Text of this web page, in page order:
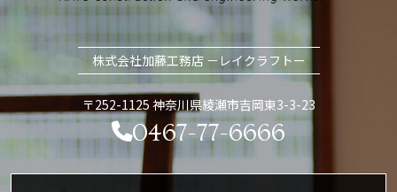
株式会社加藤工務店 －レイクラフトー
〒252-1125 神奈川県綾瀬市吉岡東3-3-23
0467-77-6666